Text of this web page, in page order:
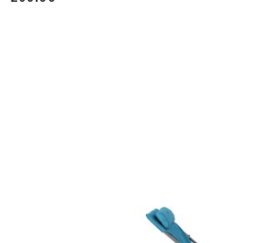
Cena: